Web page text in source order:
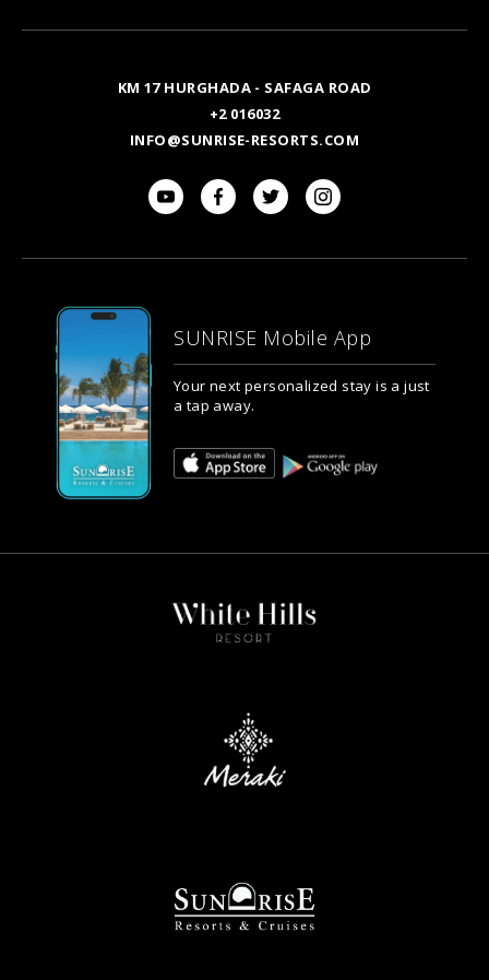
KM 17 HURGHADA - SAFAGA ROAD
+2 016032
INFO@SUNRISE-RESORTS.COM
SUNRISE Mobile App
Your next personalized stay is a just
a tap away.